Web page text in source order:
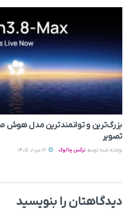
بزرگ‌ترین و توانمندترین مدل هوش
تصویر
نوشته شده توسط نرگس چالوک
دیدگاهتان را بنویسید